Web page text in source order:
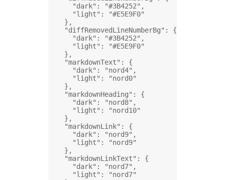
"dark" : "#3B4252" ,
"light" :
"#E5E9F0"
},
"diffRemovedLineNumberBg" : {
"dark" : "#3B4252" ,
"light" :
"#E5E9F0"
},
"markdownText" : {
"dark" : "nord4" ,
"light" :
"nord0"
},
"markdownHeading" : {
"dark" : "nord8" ,
"light" :
"nord10"
},
"markdownLink" : {
"dark" : "nord9" ,
"light" :
"nord9"
},
"markdownLinkText" : {
"dark" : "nord7" ,
"light" :
"nord7"